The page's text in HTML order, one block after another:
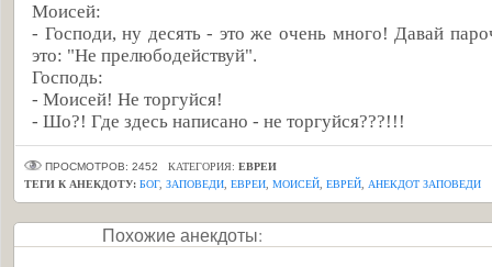
Моисей:
- Господи, ну десять - это же очень много! Давай
это: "Не прелюбодействуй".
Господь:
- Моисей! Не торгуйся!
- Шо?! Где здесь написано - не торгуйся???!!!
ПРОСМОТРОВ: 2452 КАТЕГОРИЯ: ЕВРЕИ
ТЕГИ К АНЕКДОТУ: БОГ, ЗАПОВЕДИ ЕВРЕИ МОИСЕЙ ЕВРЕЙ АНЕКДОТ ЗАПОВЕДИ
Похожие анекдоты: